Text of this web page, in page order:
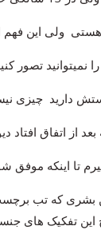
از اتفاق افتاد
بشری که تب
این تفکیک های